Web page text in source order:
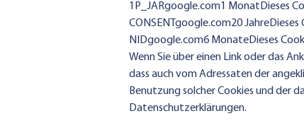
1P_JARgoogle.com1 MonatDieses
CONSENTgoogle.com20
NIDgoogle.com6 MonateDieses
Wenn Sie über einen Link oder das
dass auch vom Adressaten der
Benutzung solcher Cookies und der
Datenschutzerklärungen.